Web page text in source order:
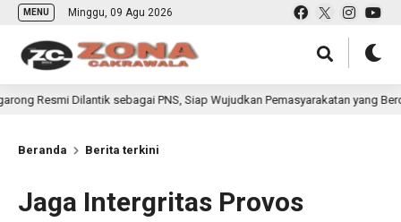
MENU Minggu, 09 Agu 2026
sebagai PNS, Siap Wujudkan Pemasyarakatan yang Berdampak bagi
Beranda Berita terkini
Jaga Intergritas Provos